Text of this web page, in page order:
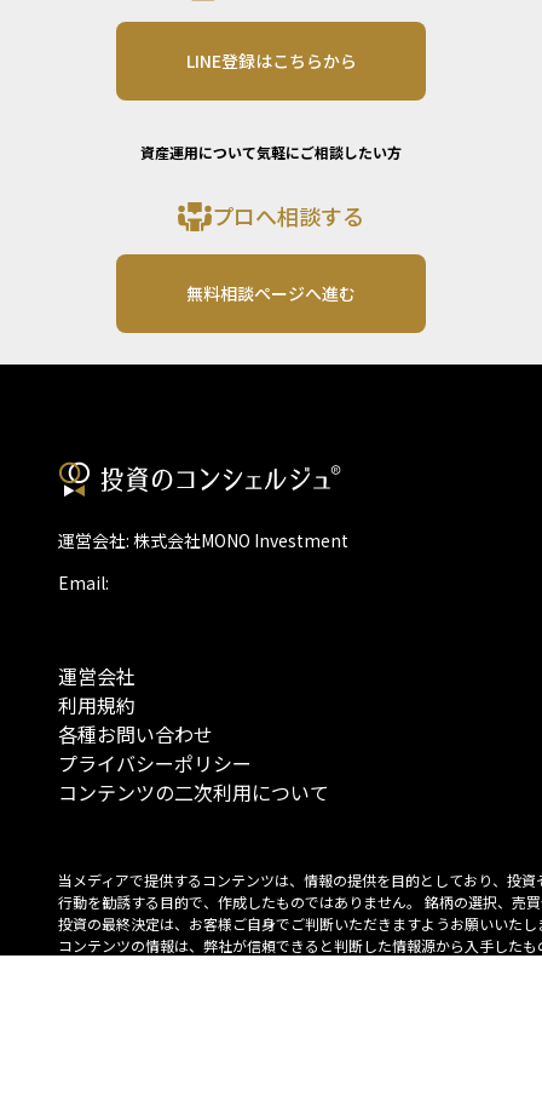
LINE登録はこちらから
資産運用について気軽にご相談したい方
プロへ相談する
無料相談ページへ進む
運営会社: 株式会社MONO Investment
Email:
運営会社
利用規約
各種お問い合わせ
プライバシーポリシー
コンテンツの二次利用について
当メディアで提供するコンテンツは、情報の提供を目的としており、投資
行動を勧誘する目的で、作成したものではありません。 銘柄の選択、売
投資の最終決定は、お客様ご自身でご判断いただきますようお願いいたし
コンテンツの情報は、弊社が信頼できると判断した情報源から入手したも